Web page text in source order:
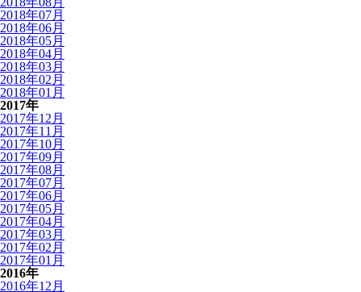
2018年07月
2018年06月
2018年05月
2018年04月
2018年03月
2018年02月
2018年01月
2017年
2017年12月
2017年11月
2017年10月
2017年09月
2017年08月
2017年07月
2017年06月
2017年05月
2017年04月
2017年03月
2017年02月
2017年01月
2016年
2016年12月